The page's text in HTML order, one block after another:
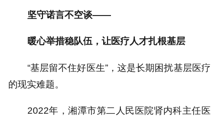
坚守诺言不空谈——
暖心举措稳队伍，让医疗人才扎根基层
“基层留不住好医生”，这是长期困扰基层医疗
的现实难题。
2022年，湘潭市第二人民医院肾内科主任医